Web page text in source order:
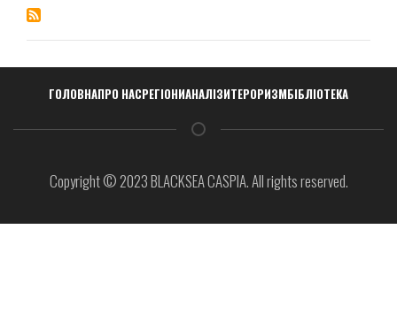
Навигация
ГОЛОВНАПРО НАСРЕГІОНИАНАЛІЗИТЕРОРИЗМБІБЛІОТЕКА
Copyright © 2023 BLACKSEA CASPIA. All rights reserved.